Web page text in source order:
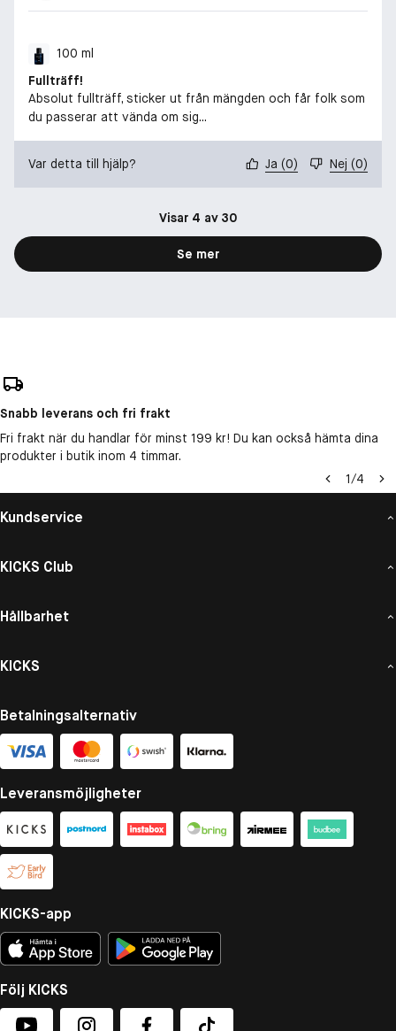
100 ml
Fullträff!
Absolut fullträff, sticker ut från mängden och får folk som
du passerar att vända om sig...
Var detta till hjälp? Ja (0) Nej (0)
Visar 4 av 30
Se mer
Snabb leverans och fri frakt
Fri frakt när du handlar för minst 199 kr! Du kan också hämta dina
produkter i butik inom 4 timmar.
1/4
Kundservice
KICKS Club
Hållbarhet
KICKS
Betalningsalternativ
Leveransmöjligheter
KICKS-app
Följ KICKS